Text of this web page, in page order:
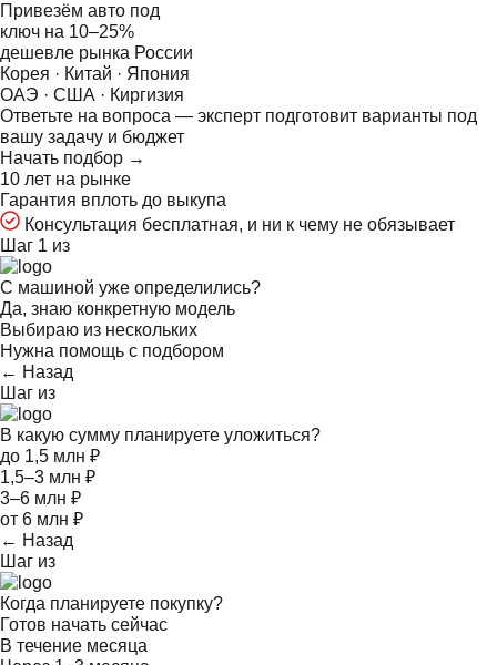
Привезём авто под
ключ на 10–25%
дешевле рынка России
Корея · Китай · Япония
ОАЭ · США · Киргизия
Ответьте на вопроса — эксперт подготовит варианты под
вашу задачу и бюджет
Начать подбор →
10 лет на рынке
Гарантия вплоть до выкупа
Консультация бесплатная, и ни к чему не обязывает
Шаг 1 из
С машиной уже определились?
Да, знаю конкретную модель
Выбираю из нескольких
Нужна помощь с подбором
← Назад
Шаг из
В какую сумму планируете уложиться?
до 1,5 млн ₽
1,5–3 млн ₽
3–6 млн ₽
от 6 млн ₽
← Назад
Шаг из
Когда планируете покупку?
Готов начать сейчас
В течение месяца